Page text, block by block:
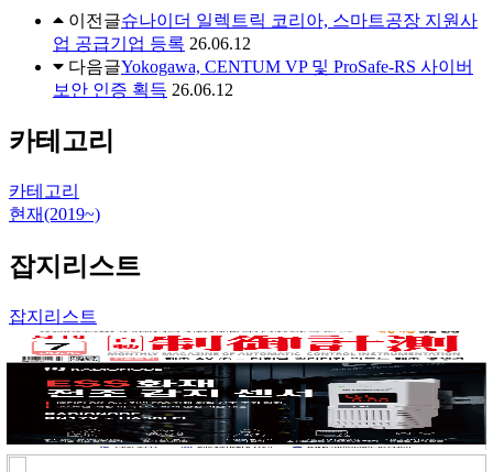
이전글슈나이더 일렉트릭 코리아, 스마트공장 지원사
업 공급기업 등록 26.06.12
다음글Yokogawa, CENTUM VP 및 ProSafe-RS 사이버
보안 인증 획득 26.06.12
카테고리
카테고리
현재(2019~)
잡지리스트
잡지리스트